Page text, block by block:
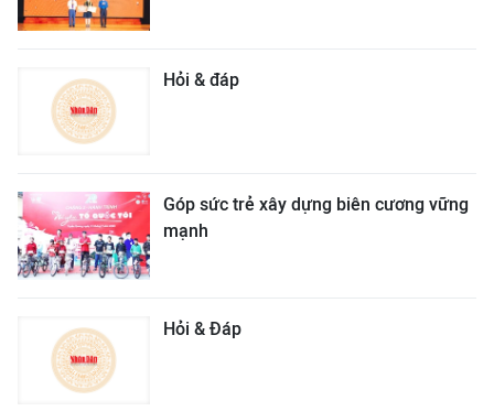
Hỏi & đáp
Góp sức trẻ xây dựng biên cương vững
mạnh
Hỏi & Đáp